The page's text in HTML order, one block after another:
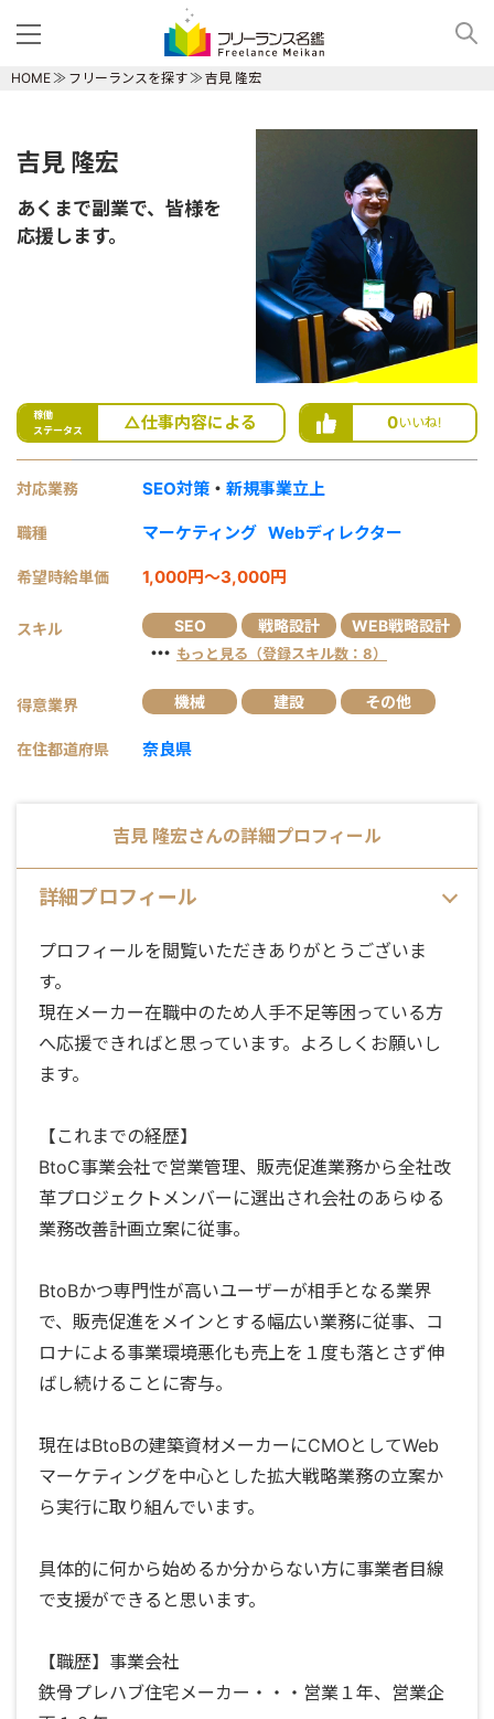
HOME フリーランスを探す 吉見 隆宏
吉見 隆宏
あくまで副業で、皆様を
応援します。
稼働
ステータス
△仕事内容による 0いいね!
対応業務 SEO対策 ・ 新規事業立上
職種 マーケティング Webディレクター
希望時給単価 1,000円～3,000円
スキル SEO 戦略設計 WEB戦略設計
・・・ もっと見る（登録スキル数：8）
得意業界 機械 建設 その他
在住都道府県 奈良県
吉見 隆宏さんの詳細プロフィール
詳細プロフィール
プロフィールを閲覧いただきありがとうございま
す。
現在メーカー在職中のため人手不足等困っている方
へ応援できればと思っています。よろしくお願いし
ます。
【これまでの経歴】
BtoC事業会社で営業管理、販売促進業務から全社改
革プロジェクトメンバーに選出され会社のあらゆる
業務改善計画立案に従事。
BtoBかつ専門性が高いユーザーが相手となる業界
で、販売促進をメインとする幅広い業務に従事、コ
ロナによる事業環境悪化も売上を１度も落とさず伸
ばし続けることに寄与。
現在はBtoBの建築資材メーカーにCMOとしてWeb
マーケティングを中心とした拡大戦略業務の立案か
ら実行に取り組んでいます。
具体的に何から始めるか分からない方に事業者目線
で支援ができると思います。
【職歴】事業会社
鉄骨プレハブ住宅メーカー・・・営業１年、営業企